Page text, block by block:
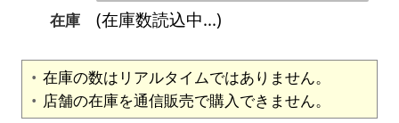
在庫
(在庫数読込中...)
在庫の数はリアルタイムではありません。
店舗の在庫を通信販売で購入できません。